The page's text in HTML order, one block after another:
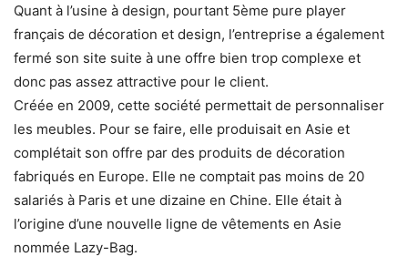
Quant à l’usine à design, pourtant 5ème pure player
français de décoration et design, l’entreprise a également
fermé son site suite à une offre bien trop complexe et
donc pas assez attractive pour le client.
Créée en 2009, cette société permettait de personnaliser
les meubles. Pour se faire, elle produisait en Asie et
complétait son offre par des produits de décoration
fabriqués en Europe. Elle ne comptait pas moins de 20
salariés à Paris et une dizaine en Chine. Elle était à
l’origine d’une nouvelle ligne de vêtements en Asie
nommée Lazy-Bag.